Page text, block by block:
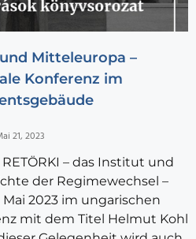
Mitteleuropa –
Konferenz im
21, 2023
RETÖRKI – das Institut und
der Regimewechsel –
2023 im ungarischen
mit dem Titel Helmut Kohl